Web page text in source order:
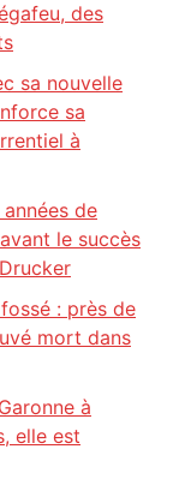
des
sa nouvelle
sa
à
de
le succès
: près de
mort dans
à
elle est